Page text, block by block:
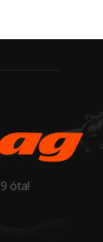
óta!